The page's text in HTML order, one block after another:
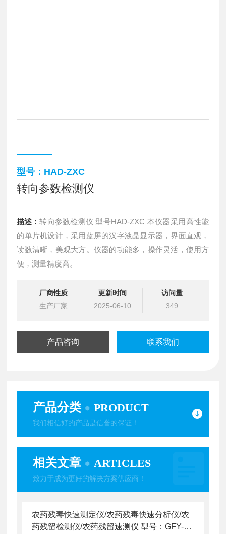
型号：HAD-ZXC
转向参数检测仪
描述：转向参数检测仪 型号HAD-ZXC 本仪器采用高性能
的单片机设计，采用蓝屏的汉字液晶显示器，界面直观，
读数清晰，美观大方。仪器的功能多，操作灵活，使用方
便，测量精度高。
厂商性质
生产厂家
更新时间
2025-06-10
访问量
349
产品咨询 联系我们
产品分类 PRODUCT
我们相信好的产品是信誉的保证！
相关文章 ARTICLES
致力于成为更好的解决方案供应商！
农药残毒快速测定仪/农药残毒快速分析仪/农
药残留检测仪/农药残留速测仪 型号：GFY-N